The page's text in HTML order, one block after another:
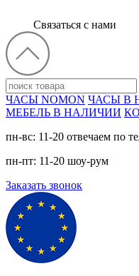
Связаться с нами
ЧАСЫ NOMON ЧАСЫ В
МЕБЕЛЬ В НАЛИЧИИ
пн-вс: 11-20 отвечаем по
пн-пт: 11-20 шоу-рум
Заказать звонок